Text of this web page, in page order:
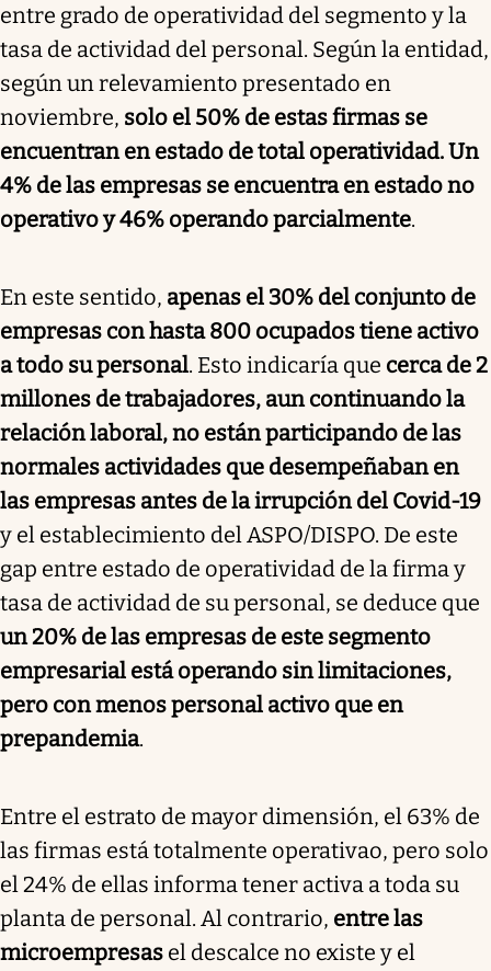
entre grado de operatividad del segmento y la
tasa de actividad del personal. Según la entidad,
según un relevamiento presentado en
noviembre, solo el 50% de estas firmas se
encuentran en estado de total operatividad. Un
4% de las empresas se encuentra en estado no
operativo y 46% operando parcialmente.
En este sentido, apenas el 30% del conjunto de
empresas con hasta 800 ocupados tiene activo
a todo su personal. Esto indicaría que cerca de 2
millones de trabajadores, aun continuando la
relación laboral, no están participando de las
normales actividades que desempeñaban en
las empresas antes de la irrupción del Covid-19
y el establecimiento del ASPO/DISPO. De este
gap entre estado de operatividad de la firma y
tasa de actividad de su personal, se deduce que
un 20% de las empresas de este segmento
empresarial está operando sin limitaciones,
pero con menos personal activo que en
prepandemia.
Entre el estrato de mayor dimensión, el 63% de
las firmas está totalmente operativao, pero solo
el 24% de ellas informa tener activa a toda su
planta de personal. Al contrario, entre las
microempresas el descalce no existe y el